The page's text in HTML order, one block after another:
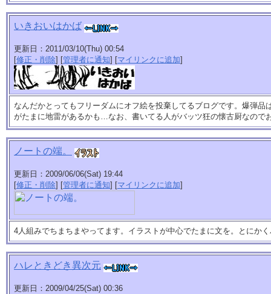
いきおいはかば
更新日：2011/03/10(Thu) 00:54
[修正・削除] [管理者に通知] [マイリンクに追加]
なんだかとってもフリーダムにオフ絵を投棄してるブログです。爆弾品
がたまに地雷があるかも…なお、書いてる人がバッツ狂の懐古厨なので
ノートの端。
更新日：2009/06/06(Sat) 19:44
[修正・削除] [管理者に通知] [マイリンクに追加]
4人組みでちまちまやってます。イラストが中心でたまに文を。とにか
ハレときどき異次元
更新日：2009/04/25(Sat) 00:36